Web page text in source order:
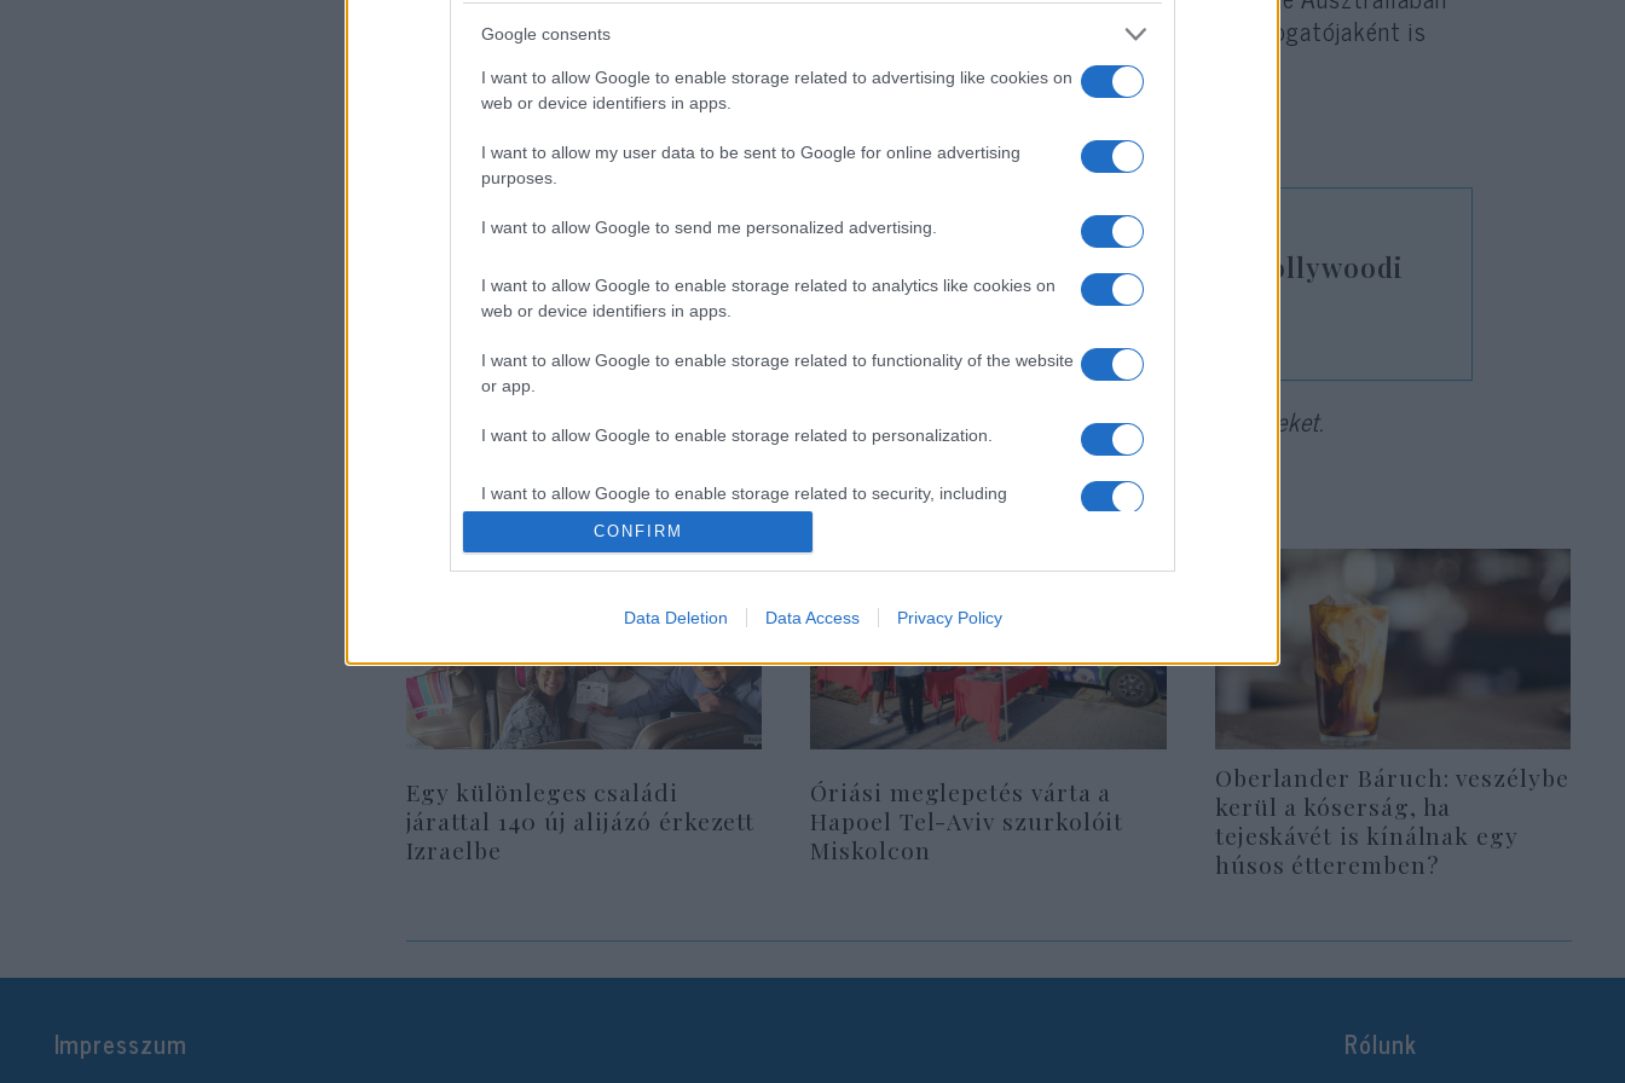
Google consents
I want to allow Google to enable storage related to advertising like cookies on
web or device identifiers in apps.
I want to allow my user data to be sent to Google for online advertising
purposes.
I want to allow Google to send me personalized advertising.
I want to allow Google to enable storage related to analytics like cookies on
web or device identifiers in apps.
I want to allow Google to enable storage related to functionality of the website
or app.
I want to allow Google to enable storage related to personalization.
I want to allow Google to enable storage related to security, including
authentication functionality and fraud prevention, and other user protection.
CONFIRM
Data Deletion Data Access Privacy Policy
nevelkedett, a rák elleni küzdelem, a természet- és az állatvédelem támogatójaként is
ismert volt.
85 éves Dustin Hoffman, a legendás hollywoodi
filmikon
Ebben a cikkben a téma érzékenysége miatt nem jelenítünk meg hirdetéseket.
Egy különleges családi
járattal 140 új alijázó érkezett
Izraelbe
Óriási meglepetés várta a
Hapoel Tel-Aviv szurkolóit
Miskolcon
Oberlander Báruch: veszélybe
kerül a kóserság, ha
tejeskávét is kínálnak egy
húsos étteremben?
Impresszum Rólunk